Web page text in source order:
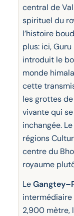
central de
spirituel du
l’histoire
plus: ici,
introduit le
monde
cette
les grottes
vivante qui
inchangée.
régions
centre du
royaume
Le
2,900 mètre,